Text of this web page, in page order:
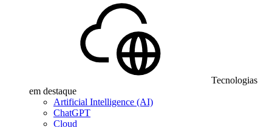
Tecnologias
em destaque
Artificial Intelligence (AI)
ChatGPT
Cloud